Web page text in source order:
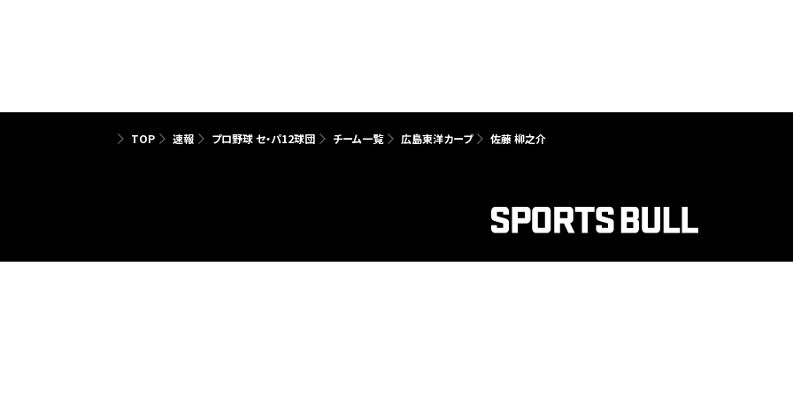
TOP 速報 プロ野球 セ・パ12球団 チーム一覧 広島東洋カープ 佐藤 柳之介